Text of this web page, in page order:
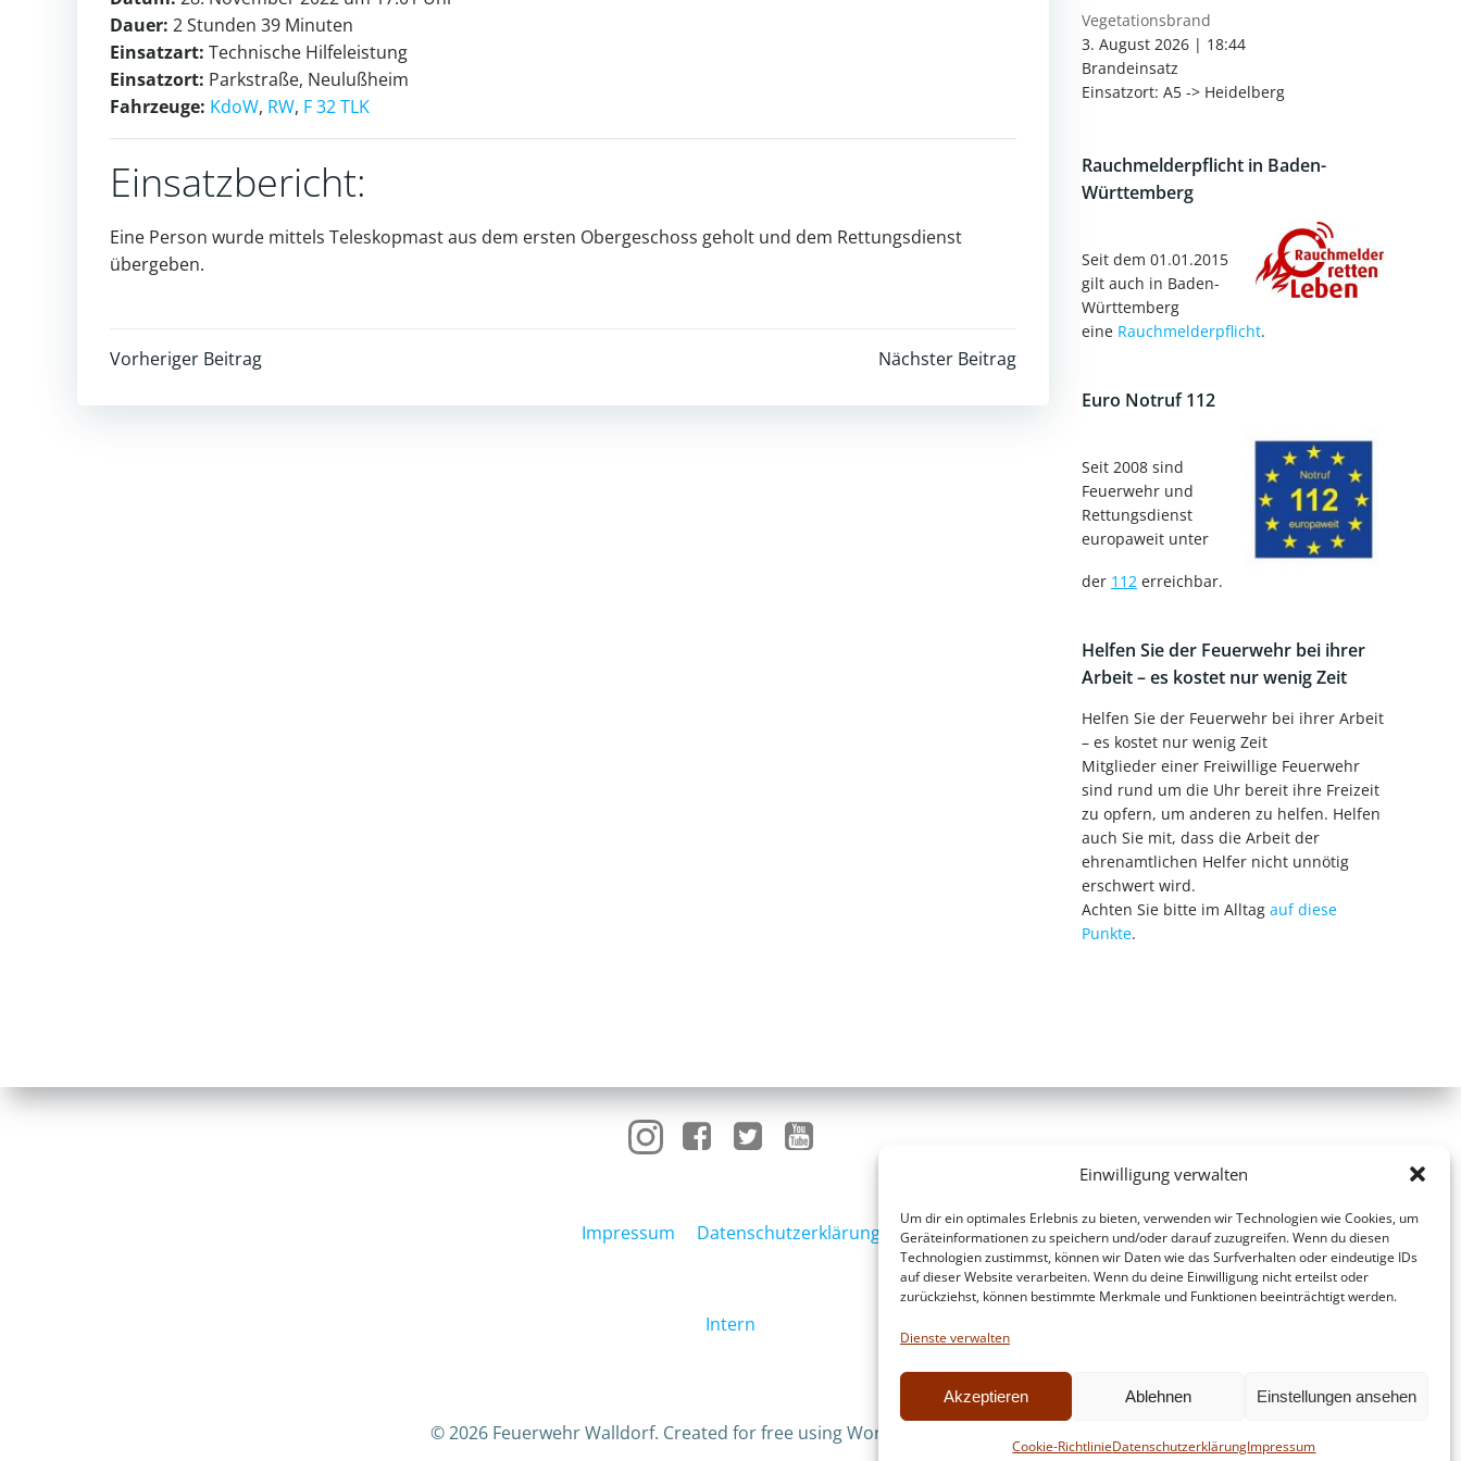
Einwilligung verwalten
Um dir ein optimales Erlebnis zu bieten, verwenden wir Technologien wie Cookies, um
Geräteinformationen zu speichern und/oder darauf zuzugreifen. Wenn du diesen
Technologien zustimmst, können wir Daten wie das Surfverhalten oder eindeutige IDs
auf dieser Website verarbeiten. Wenn du deine Einwilligung nicht erteilst oder
zurückziehst, können bestimmte Merkmale und Funktionen beeinträchtigt werden.
Dienste verwalten
Akzeptieren Ablehnen Einstellungen ansehen
Cookie-RichtlinieDatenschutzerklärungImpressum
Dauer: 2 Stunden 39 Minuten
Einsatzart: Technische Hilfeleistung
Einsatzort: Parkstraße, Neulußheim
Fahrzeuge: KdoW, RW, F 32 TLK
Einsatzbericht:
Eine Person wurde mittels Teleskopmast aus dem ersten Obergeschoss geholt und dem Rettungsdienst
übergeben.
Post
navigation
Vorheriger Beitrag
navigation
Nächster Beitrag
Vegetationsbrand
3. August 2026 | 18:44
Brandeinsatz
Einsatzort: A5 -> Heidelberg
Rauchmelderpflicht in Baden-
Württemberg
Seit dem 01.01.2015
gilt auch in Baden-
Württemberg
eine Rauchmelderpflicht.
Euro Notruf 112
Seit 2008 sind
Feuerwehr und
Rettungsdienst
europaweit unter
der 112 erreichbar.
Helfen Sie der Feuerwehr bei ihrer
Arbeit – es kostet nur wenig Zeit
Helfen Sie der Feuerwehr bei ihrer Arbeit
– es kostet nur wenig Zeit
Mitglieder einer Freiwillige Feuerwehr
sind rund um die Uhr bereit ihre Freizeit
zu opfern, um anderen zu helfen. Helfen
auch Sie mit, dass die Arbeit der
ehrenamtlichen Helfer nicht unnötig
erschwert wird.
Achten Sie bitte im Alltag auf diese
Punkte.
Impressum Datenschutzerklärung
Intern
© 2026 Feuerwehr Walldorf. Created for free using WordPress and